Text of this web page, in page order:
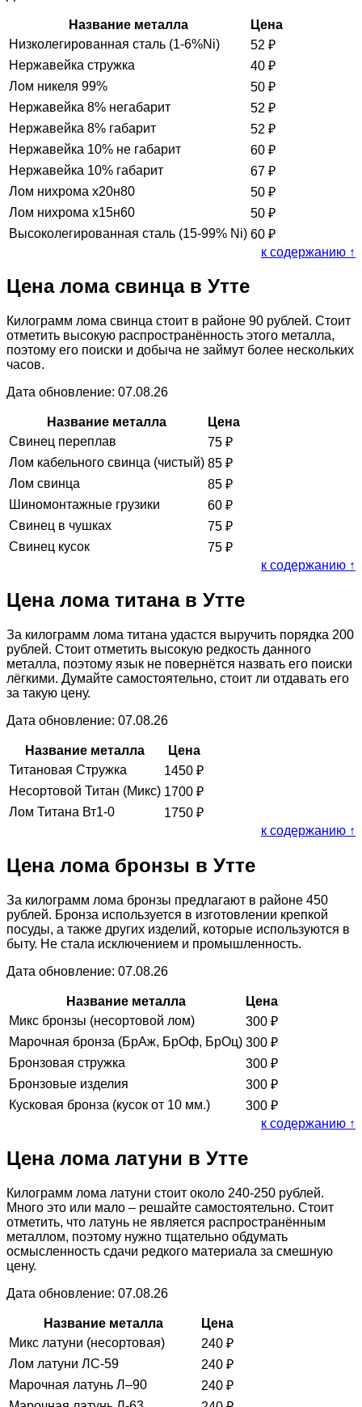
Название металла
Цена
Низколегированная сталь (1-6%Ni)
52 ₽
Нержавейка стружка
40 ₽
Лом никеля 99%
50 ₽
Нержавейка 8% негабарит
52 ₽
Нержавейка 8% габарит
52 ₽
Нержавейка 10% не габарит
60 ₽
Нержавейка 10% габарит
67 ₽
Лом нихрома х20н80
50 ₽
Лом нихрома х15н60
50 ₽
Высоколегированная сталь (15-99% Ni) 60 ₽
к содержанию ↑
Цена лома свинца в Утте
Килограмм лома свинца стоит в районе 90 рублей. Стоит
отметить высокую распространённость этого металла,
поэтому его поиски и добыча не займут более нескольких
часов.
Дата обновление: 07.08.26
Название металла
Цена
Свинец переплав
75 ₽
Лом кабельного свинца (чистый) 85 ₽
Лом свинца
85 ₽
Шиномонтажные грузики
60 ₽
Свинец в чушках
75 ₽
Свинец кусок
75 ₽
к содержанию ↑
Цена лома титана в Утте
За килограмм лома титана удастся выручить порядка 200
рублей. Стоит отметить высокую редкость данного
металла, поэтому язык не повернётся назвать его поиски
лёгкими. Думайте самостоятельно, стоит ли отдавать его
за такую цену.
Дата обновление: 07.08.26
Название металла
Цена
Титановая Стружка
1450 ₽
Несортовой Титан (Микс) 1700 ₽
Лом Титана Вт1-0
1750 ₽
к содержанию ↑
Цена лома бронзы в Утте
За килограмм лома бронзы предлагают в районе 450
рублей. Бронза используется в изготовлении крепкой
посуды, а также других изделий, которые используются в
быту. Не стала исключением и промышленность.
Дата обновление: 07.08.26
Название металла
Цена
Микс бронзы (несортовой лом)
300 ₽
Марочная бронза (БрАж, БрОф, БрОц) 300 ₽
Бронзовая стружка
300 ₽
Бронзовые изделия
300 ₽
Кусковая бронза (кусок от 10 мм.)
300 ₽
к содержанию ↑
Цена лома латуни в Утте
Килограмм лома латуни стоит около 240-250 рублей.
Много это или мало – решайте самостоятельно. Стоит
отметить, что латунь не является распространённым
металлом, поэтому нужно тщательно обдумать
осмысленность сдачи редкого материала за смешную
цену.
Дата обновление: 07.08.26
Название металла
Цена
Микс латуни (несортовая)
240 ₽
Лом латуни ЛС-59
240 ₽
Марочная латунь Л–90
240 ₽